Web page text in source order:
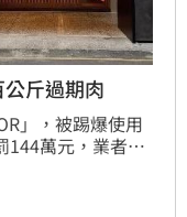
斤過期肉
」，被踢爆使用
144萬元，業者也
，同樣標榜使用